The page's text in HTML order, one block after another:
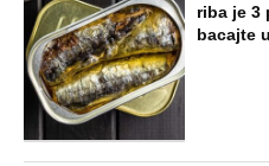
riba je 3
bacajte